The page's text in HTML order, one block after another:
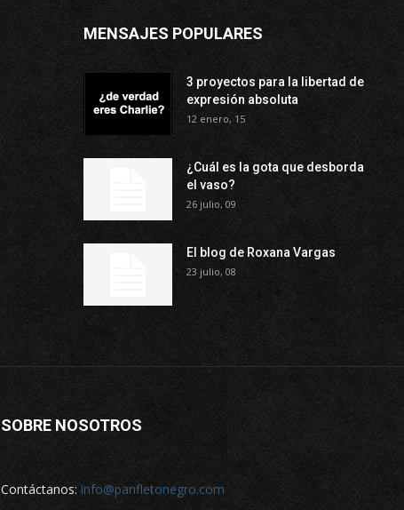
MENSAJES POPULARES
3 proyectos para la libertad de
expresión absoluta
12 enero, 15
¿Cuál es la gota que desborda
el vaso?
26 julio, 09
El blog de Roxana Vargas
23 julio, 08
SOBRE NOSOTROS
Contáctanos: info@panfletonegro.com